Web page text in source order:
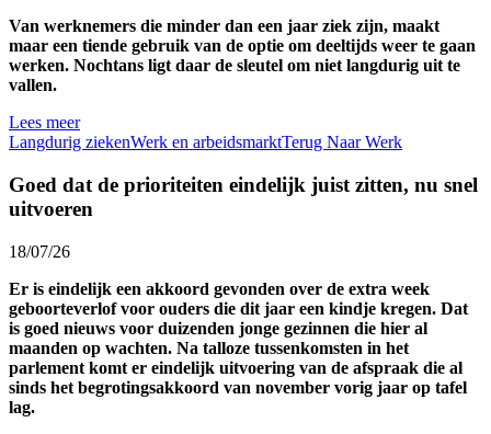
Van werknemers die minder dan een jaar ziek zijn, maakt
maar een tiende gebruik van de optie om deeltijds weer te gaan
werken. Nochtans ligt daar de sleutel om niet langdurig uit te
vallen.
Lees meer
Langdurig ziekenWerk en arbeidsmarktTerug Naar Werk
Goed dat de prioriteiten eindelijk juist zitten, nu snel
uitvoeren
18/07/26
Er is eindelijk een akkoord gevonden over de extra week
geboorteverlof voor ouders die dit jaar een kindje kregen. Dat
is goed nieuws voor duizenden jonge gezinnen die hier al
maanden op wachten. Na talloze tussenkomsten in het
parlement komt er eindelijk uitvoering van de afspraak die al
sinds het begrotingsakkoord van november vorig jaar op tafel
lag.